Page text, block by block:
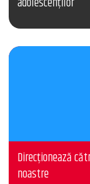
Direcționează
noastre